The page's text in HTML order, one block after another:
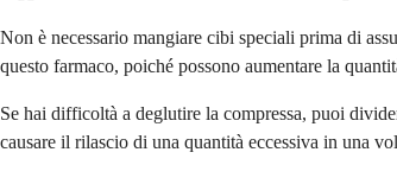
Non è necessario mangiare cibi speciali prima di
questo farmaco, poiché possono aumentare la
Se hai difficoltà a deglutire la compressa, puoi
causare il rilascio di una quantità eccessiva in una